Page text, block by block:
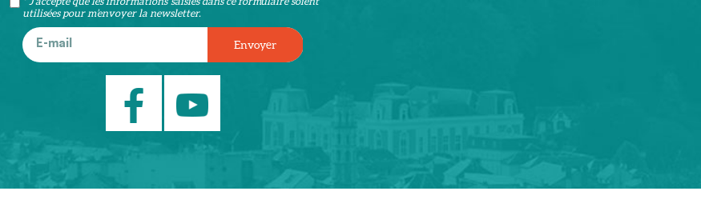
utilisées pour m’envoyer la newsletter.